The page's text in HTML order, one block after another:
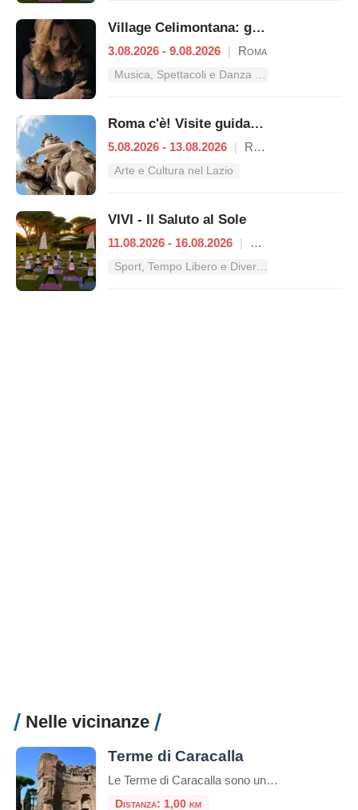
Village Celimontana: gli appuntamenti dal 3 al 9 agosto
3.08.2026 - 9.08.2026 | Roma
Roma c'è! Visite guidate (anche per bambini) dal 5 al 13 agosto 2026
5.08.2026 - 13.08.2026 | Roma
Arte e Cultura nel Lazio
VIVI - Il Saluto al Sole
11.08.2026 - 16.08.2026 |
Nelle vicinanze
Terme di Caracalla
Le Terme di Caracalla sono uno dei siti archeologici più importanti e impressionanti di Roma, Italia.Queste terme furono costruite durante il regno dell’imperatore romano Caracalla, il cui nome è associato al loro nome.La costruzione delle Terme di Caracalla iniziò nel 212 d.C. e fu completata nel 216 d.C. durante i regni degli imperatori Settimio Severo […]
Distanza: 1,00 km